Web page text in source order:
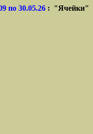
по 30.05.26 : "Ячейки"